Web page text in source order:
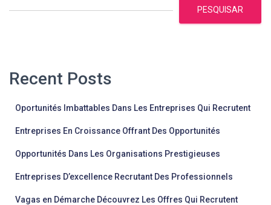
PESQUISAR
Recent Posts
Oportunités Imbattables Dans Les Entreprises Qui Recrutent
Entreprises En Croissance Offrant Des Opportunités
Opportunités Dans Les Organisations Prestigieuses
Entreprises D’excellence Recrutant Des Professionnels
Vagas en Démarche Découvrez Les Offres Qui Recrutent